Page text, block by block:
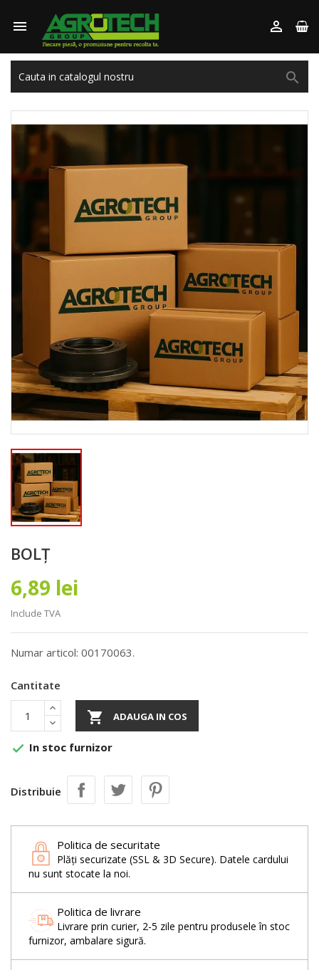
 

BOLȚ
6,89 lei
Include TVA
Numar articol: 00170063.
Cantitate
 ADAUGA IN COS
 In stoc furnizor
Distribuie
Politica de securitate
Plăți securizate (SSL & 3D Secure). Datele cardului
nu sunt stocate la noi.
Politica de livrare
Livrare prin curier, 2-5 zile pentru produsele în stoc
furnizor, ambalare sigură.